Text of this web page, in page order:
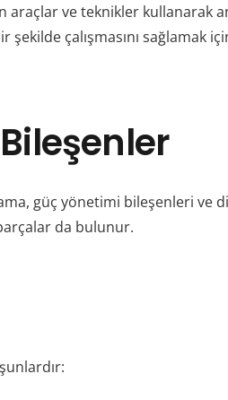
ve teknikler kullanarak
çalışmasını sağlamak
güç yönetimi bileşenleri ve
da bulunur.